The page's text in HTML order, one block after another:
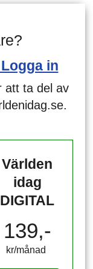
in
att ta del av
Världen
idag
DIGITAL
139,-
kr/månad ​​​​​​